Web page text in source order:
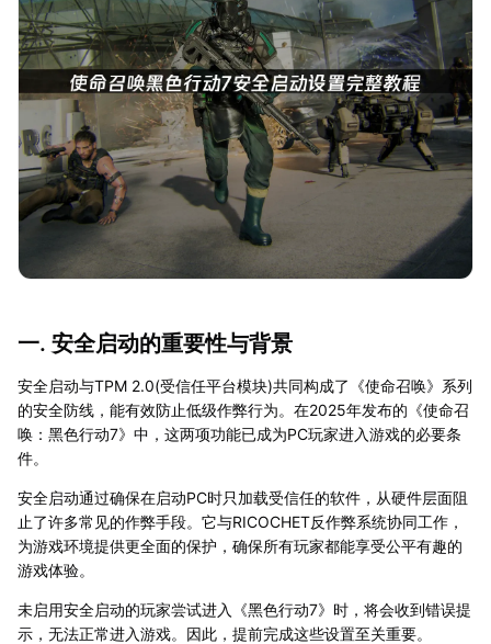
一. 安全启动的重要性与背景
安全启动与TPM 2.0(受信任平台模块)共同构成了《使命召唤》系列
的安全防线，能有效防止低级作弊行为。在2025年发布的《使命召
唤：黑色行动7》中，这两项功能已成为PC玩家进入游戏的必要条
件。
安全启动通过确保在启动PC时只加载受信任的软件，从硬件层面阻
止了许多常见的作弊手段。它与RICOCHET反作弊系统协同工作，
为游戏环境提供更全面的保护，确保所有玩家都能享受公平有趣的
游戏体验。
未启用安全启动的玩家尝试进入《黑色行动7》时，将会收到错误提
示，无法正常进入游戏。因此，提前完成这些设置至关重要。